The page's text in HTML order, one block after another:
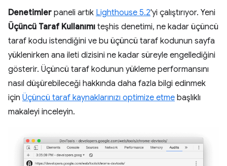
Denetimler paneli artık Lighthouse 5.2'yi çalıştırıyor. Yeni
Üçüncü Taraf Kullanımı teşhis denetimi, ne kadar üçüncü
taraf kodu istendiğini ve bu üçüncü taraf kodunun sayfa
yüklenirken ana ileti dizisini ne kadar süreyle engellediğini
gösterir. Üçüncü taraf kodunun yükleme performansını
nasıl düşürebileceği hakkında daha fazla bilgi edinmek
için Üçüncü taraf kaynaklarınızı optimize etme başlıklı
makaleyi inceleyin.